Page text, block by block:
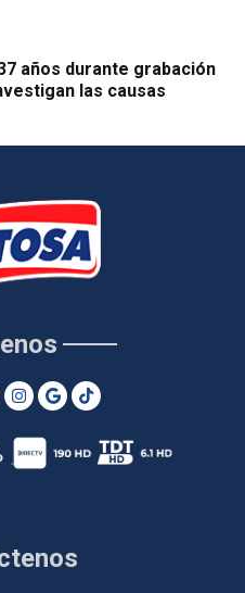
años durante grabación
las causas